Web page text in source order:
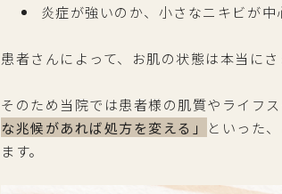
炎症が強いのか、小さなニキビが中
患者さんによって、お肌の状態は本当にさ
そのため当院では患者様の肌質やライフス
な兆候があれば処方を変える」
といった
ます。